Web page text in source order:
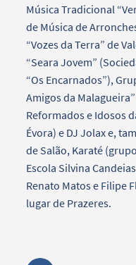
Música Tradicional
de Música de
“Vozes da Terra” de
“Seara Jovem”
“Os Encarnados”),
Amigos da
Reformados e Idosos
Évora) e DJ Jolax e,
de Salão, Karaté
Escola Silvina
Renato Matos e Filipe
lugar de Prazeres.